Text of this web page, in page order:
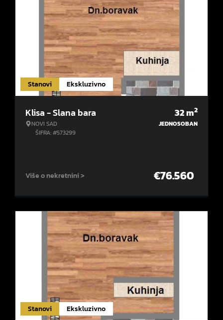
Stanovi Ekskluzivno
Klisa - Slana bara
NOVI SAD
ŠIFRA: #573299
32m2
JEDNOSOBAN
Više o nekretnini > €76.560
Stanovi Ekskluzivno